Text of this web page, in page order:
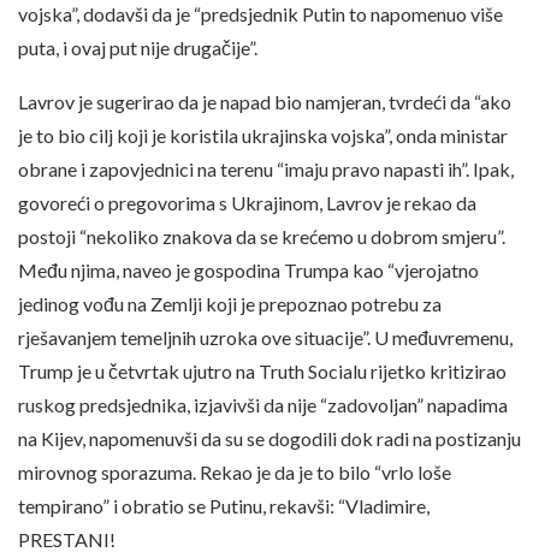
vojska”, dodavši da je “predsjednik Putin to napomenuo više
puta, i ovaj put nije drugačije”.
Lavrov je sugerirao da je napad bio namjeran, tvrdeći da “ako
je to bio cilj koji je koristila ukrajinska vojska”, onda ministar
obrane i zapovjednici na terenu “imaju pravo napasti ih”. Ipak,
govoreći o pregovorima s Ukrajinom, Lavrov je rekao da
postoji “nekoliko znakova da se krećemo u dobrom smjeru”.
Među njima, naveo je gospodina Trumpa kao “vjerojatno
jedinog vođu na Zemlji koji je prepoznao potrebu za
rješavanjem temeljnih uzroka ove situacije”. U međuvremenu,
Trump je u četvrtak ujutro na Truth Socialu rijetko kritizirao
ruskog predsjednika, izjavivši da nije “zadovoljan” napadima
na Kijev, napomenuvši da su se dogodili dok radi na postizanju
mirovnog sporazuma. Rekao je da je to bilo “vrlo loše
tempirano” i obratio se Putinu, rekavši: “Vladimire,
PRESTANI!